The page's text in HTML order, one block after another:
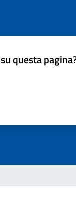
questa